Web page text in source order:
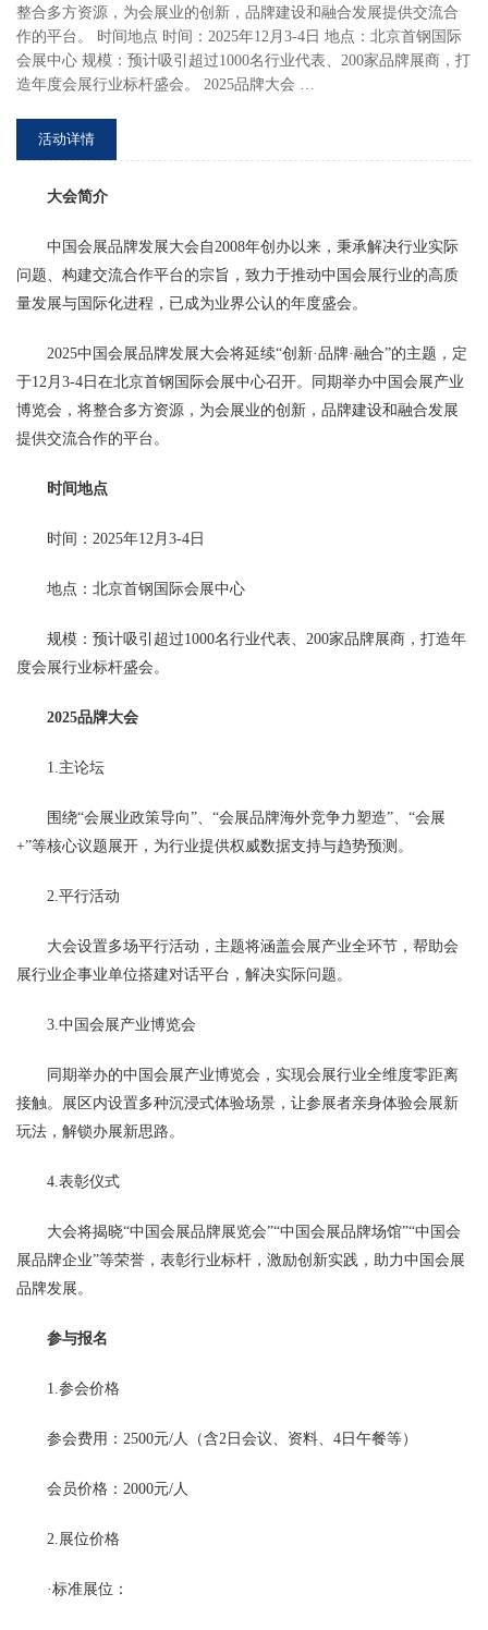
整合多方资源，为会展业的创新，品牌建设和融合发展提供交流合
作的平台。 时间地点 时间：2025年12月3-4日 地点：北京首钢国际
会展中心 规模：预计吸引超过1000名行业代表、200家品牌展商，打
造年度会展行业标杆盛会。 2025品牌大会 …
活动详情
大会简介
中国会展品牌发展大会自2008年创办以来，秉承解决行业实际
问题、构建交流合作平台的宗旨，致力于推动中国会展行业的高质
量发展与国际化进程，已成为业界公认的年度盛会。
2025中国会展品牌发展大会将延续“创新·品牌·融合”的主题，定
于12月3-4日在北京首钢国际会展中心召开。同期举办中国会展产业
博览会，将整合多方资源，为会展业的创新，品牌建设和融合发展
提供交流合作的平台。
时间地点
时间：2025年12月3-4日
地点：北京首钢国际会展中心
规模：预计吸引超过1000名行业代表、200家品牌展商，打造年
度会展行业标杆盛会。
2025品牌大会
1.主论坛
围绕“会展业政策导向”、“会展品牌海外竞争力塑造”、“会展
+”等核心议题展开，为行业提供权威数据支持与趋势预测。
2.平行活动
大会设置多场平行活动，主题将涵盖会展产业全环节，帮助会
展行业企事业单位搭建对话平台，解决实际问题。
3.中国会展产业博览会
同期举办的中国会展产业博览会，实现会展行业全维度零距离
接触。展区内设置多种沉浸式体验场景，让参展者亲身体验会展新
玩法，解锁办展新思路。
4.表彰仪式
大会将揭晓“中国会展品牌展览会”“中国会展品牌场馆”“中国会
展品牌企业”等荣誉，表彰行业标杆，激励创新实践，助力中国会展
品牌发展。
参与报名
1.参会价格
参会费用：2500元/人（含2日会议、资料、4日午餐等）
会员价格：2000元/人
2.展位价格
·标准展位：